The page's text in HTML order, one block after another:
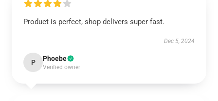
Product is perfect, shop delivers super fast.
Dec 5, 2024
P Phoebe
Verified owner